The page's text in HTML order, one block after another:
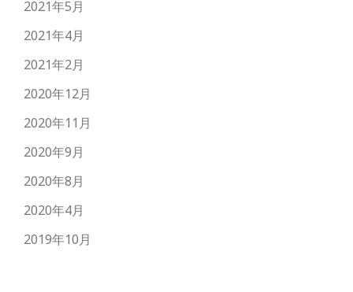
2021年5月
2021年4月
2021年2月
2020年12月
2020年11月
2020年9月
2020年8月
2020年4月
2019年10月